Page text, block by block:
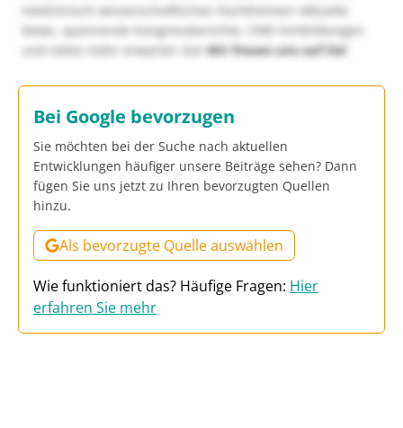
medizinisch-wissenschaftlichen Fachthemen! Aktuelle
News, spannende Kongressberichte, CME-Fortbildungen
und vieles mehr erwarten Sie!Wir freuen uns auf Sie!
Bei Google bevorzugen
Sie möchten bei der Suche nach aktuellen
Entwicklungen häufiger unsere Beiträge sehen? Dann
fügen Sie uns jetzt zu Ihren bevorzugten Quellen
hinzu.
Als bevorzugte Quelle auswählen
Wie funktioniert das? Häufige Fragen: Hier
erfahren Sie mehr